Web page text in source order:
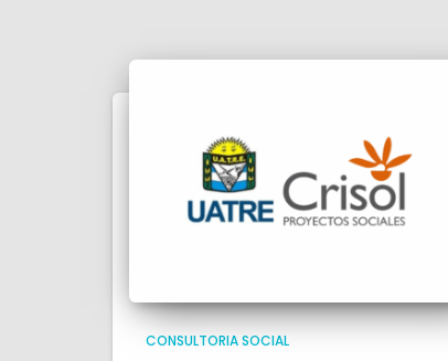
CONSULTORIA SOCIAL